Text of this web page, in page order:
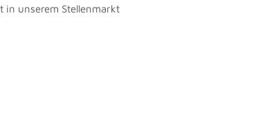
unserem Stellenmarkt